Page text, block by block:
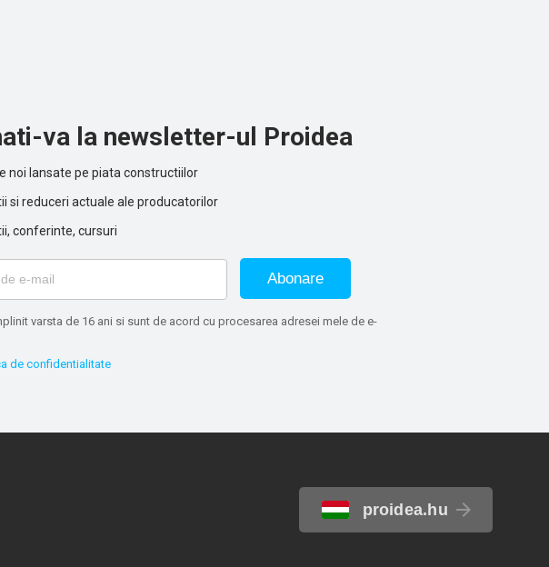
va la newsletter-ul Proidea
noi lansate pe piata constructiilor
si reduceri actuale ale producatorilor
conferinte, cursuri
Abonare
varsta de 16 ani si sunt de acord cu procesarea adresei mele de e-
de confidentialitate
proidea.hu